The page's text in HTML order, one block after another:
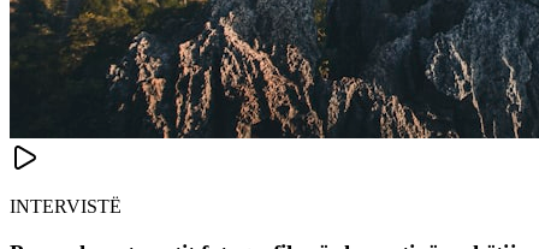
INTERVISTË